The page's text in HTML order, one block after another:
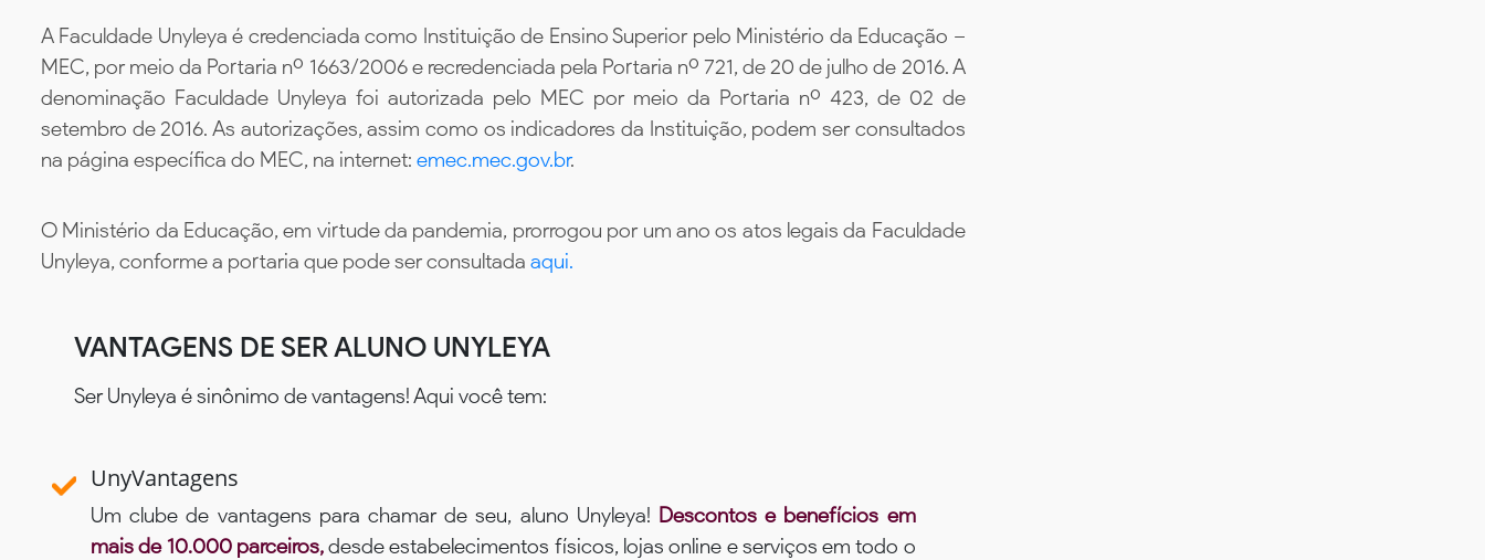
A Faculdade Unyleya é credenciada como Instituição de Ensino Superior pelo Ministério da Educação –
MEC, por meio da Portaria nº 1663/2006 e recredenciada pela Portaria nº 721, de 20 de julho de 2016. A
denominação Faculdade Unyleya foi autorizada pelo MEC por meio da Portaria nº 423, de 02 de
setembro de 2016. As autorizações, assim como os indicadores da Instituição, podem ser consultados
na página específica do MEC, na internet: emec.mec.gov.br.
O Ministério da Educação, em virtude da pandemia, prorrogou por um ano os atos legais da Faculdade
Unyleya, conforme a portaria que pode ser consultada aqui.
VANTAGENS DE SER ALUNO UNYLEYA
Ser Unyleya é sinônimo de vantagens! Aqui você tem:
UnyVantagens
Um clube de vantagens para chamar de seu, aluno Unyleya! Descontos e benefícios em
mais de 10.000 parceiros,desde estabelecimentos físicos, lojas online e serviços em todo o